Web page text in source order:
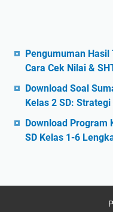
Pengumuman Hasil
Cara Cek Nilai &
Download Soal
Kelas 2 SD:
Download Program
SD Kelas 1-6